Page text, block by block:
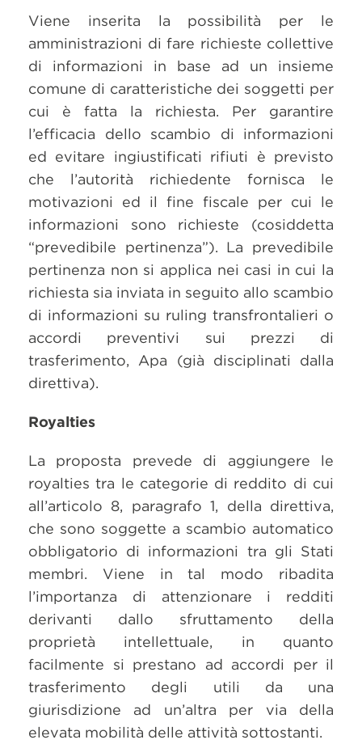
Viene inserita la possibilità per le
amministrazioni di fare richieste collettive
di informazioni in base ad un insieme
comune di caratteristiche dei soggetti per
cui è fatta la richiesta. Per garantire
l’efficacia dello scambio di informazioni
ed evitare ingiustificati rifiuti è previsto
che l’autorità richiedente fornisca le
motivazioni ed il fine fiscale per cui le
informazioni sono richieste (cosiddetta
“prevedibile pertinenza”). La prevedibile
pertinenza non si applica nei casi in cui la
richiesta sia inviata in seguito allo scambio
di informazioni su ruling transfrontalieri o
accordi preventivi sui prezzi di
trasferimento, Apa (già disciplinati dalla
direttiva).
Royalties
La proposta prevede di aggiungere le
royalties tra le categorie di reddito di cui
all’articolo 8, paragrafo 1, della direttiva,
che sono soggette a scambio automatico
obbligatorio di informazioni tra gli Stati
membri. Viene in tal modo ribadita
l’importanza di attenzionare i redditi
derivanti dallo sfruttamento della
proprietà intellettuale, in quanto
facilmente si prestano ad accordi per il
trasferimento degli utili da una
giurisdizione ad un’altra per via della
elevata mobilità delle attività sottostanti.